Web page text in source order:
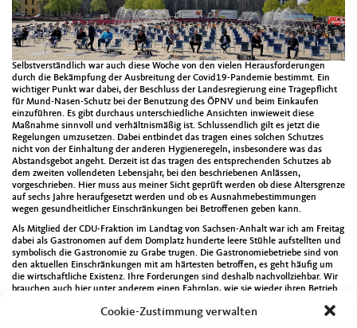
Cookie-Zustimmung verwalten
Selbstverständlich war auch diese Woche von den vielen Herausforderungen
durch die Bekämpfung der Ausbreitung der Covid19-Pandemie bestimmt. Ein
wichtiger Punkt war dabei, der Beschluss der Landesregierung eine Tragepflicht
für Mund-Nasen-Schutz bei der Benutzung des ÖPNV und beim Einkaufen
einzuführen. Es gibt durchaus unterschiedliche Ansichten inwieweit diese
Maßnahme sinnvoll und verhältnismäßig ist. Schlussendlich gilt es jetzt die
Regelungen umzusetzen. Dabei entbindet das tragen eines solchen Schutzes
nicht von der Einhaltung der anderen Hygieneregeln, insbesondere was das
Abstandsgebot angeht. Derzeit ist das tragen des entsprechenden Schutzes ab
dem zweiten vollendeten Lebensjahr, bei den beschriebenen Anlässen,
vorgeschrieben. Hier muss aus meiner Sicht geprüft werden ob diese Altersgrenze
auf sechs Jahre heraufgesetzt werden und ob es Ausnahmebestimmungen
wegen gesundheitlicher Einschränkungen bei Betroffenen geben kann.
Als Mitglied der CDU-Fraktion im Landtag von Sachsen-Anhalt war ich am Freitag
dabei als Gastronomen auf dem Domplatz hunderte leere Stühle aufstellten und
symbolisch die Gastronomie zu Grabe trugen. Die Gastronomiebetriebe sind von
den aktuellen Einschränkungen mit am härtesten betroffen, es geht häufig um
die wirtschaftliche Existenz. Ihre Forderungen sind deshalb nachvollziehbar. Wir
brauchen auch hier unter anderem einen Fahrplan, wie sie wieder ihren Betrieb
Einhaltung der Hygieneregeln.